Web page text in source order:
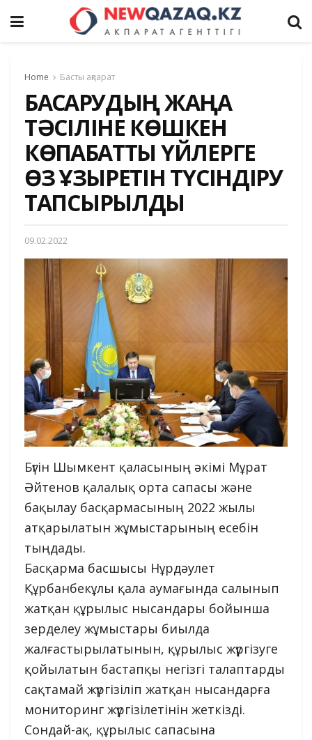
Home Басты ақпарат
БАСҚАРУДЫҢ ЖАҢА
ТӘСІЛІНЕ КӨШКЕН
КӨПҚАБАТТЫ ҮЙЛЕРГЕ
ӨЗ ҚҰЗЫРЕТІН ТҮСІНДІРУ
ТАПСЫРЫЛДЫ
09.02.2022
Бүгін Шымкент қаласының әкімі Мұрат
Әйтенов қалалық орта сапасы және
бақылау басқармасының 2022 жылы
атқарылатын жұмыстарының есебін
тыңдады.
Басқарма басшысы Нұрдәулет
Құрбанбекұлы қала аумағында салынып
жатқан құрылыс нысандары бойынша
зерделеу жұмыстары биылда
жалғастырылатынын, құрылыс жүргізуге
қойылатын бастапқы негізгі талаптарды
сақтамай жүргізіліп жатқан нысандарға
мониторинг жүргізілетінін жеткізді.
Сондай-ақ, құрылыс сапасына